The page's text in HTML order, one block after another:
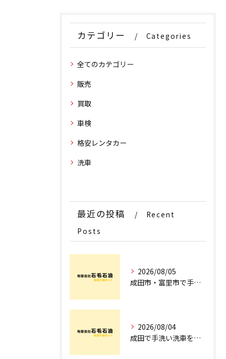
カテゴリー Categories
全てのカテゴリー
販売
買取
車検
格安レンタカー
洗車
最近の投稿
Recent
Posts
2026/08/05
成田市・富里市で手洗洗車ならどこ？料金比較からサブスク選びまでプロが徹底解説
2026/08/04
成田で手洗い洗車を探すなら！車のプロが教える安心の店舗選びとコース術